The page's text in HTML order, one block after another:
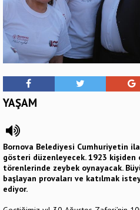
YAŞAM
Bornova Belediyesi Cumhuriyetin
gösteri düzenleyecek. 1923 kişiden
törenlerinde zeybek oynayacak.
başlayan provaları ve katılmak
ediyor.